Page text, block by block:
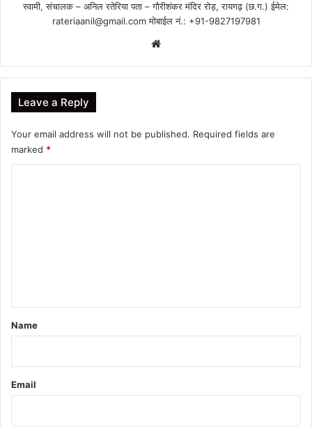
स्वामी, संचालक – अनिल रतेरिया पता – गौरीशंकर मंदिर रोड़, रायगढ़ (छ.ग.) ईमेल:
rateriaanil@gmail.comमोबाईल नं.: +91-9827197981
Leave a Reply
Your email address will not be published. Required fields are
marked *
*
Name
Email